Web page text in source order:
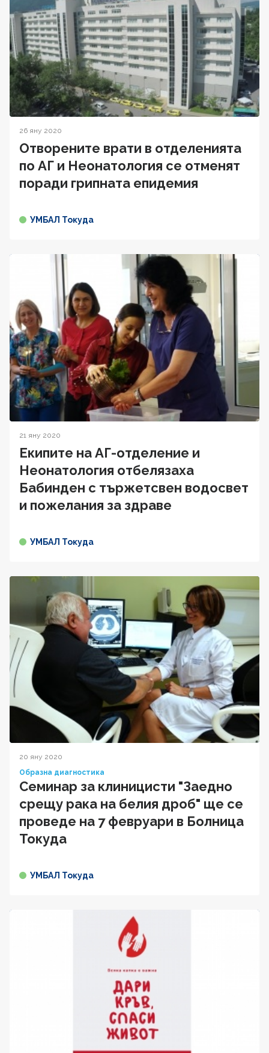
26 яну 2020
Отворените врати в отделенията
по АГ и Неонатология се отменят
поради грипната епидемия
УМБАЛ Токуда
21 яну 2020
Екипите на АГ-отделение и
Неонатология отбелязаха
Бабинден с тържетсвен водосвет
и пожелания за здраве
УМБАЛ Токуда
20 яну 2020
Образна диагностика
Семинар за клиницисти "Заедно
срещу рака на белия дроб" ще се
проведе на 7 февруари в Болница
Токуда
УМБАЛ Токуда